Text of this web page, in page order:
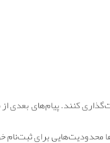
کنند. پیام‌های بعدی
برای ثبت‌نام